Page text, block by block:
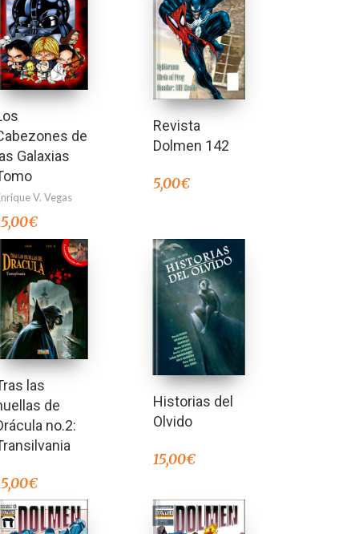
de
Galaxias
V. Vegas
€
Revista
Dolmen 142
5,00€
las
de
no.2:
€
Historias del
Olvido
15,00€